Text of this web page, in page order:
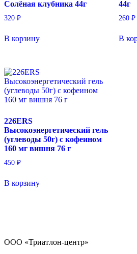
Солёная клубника 44г
320 ₽
В корзину
44г
260 ₽
В
226ERS
Высокоэнергетический гель
(углеводы 50г) с кофеином
160 мг вишня 76 г
450 ₽
В корзину
ООО «Триатлон-центр»